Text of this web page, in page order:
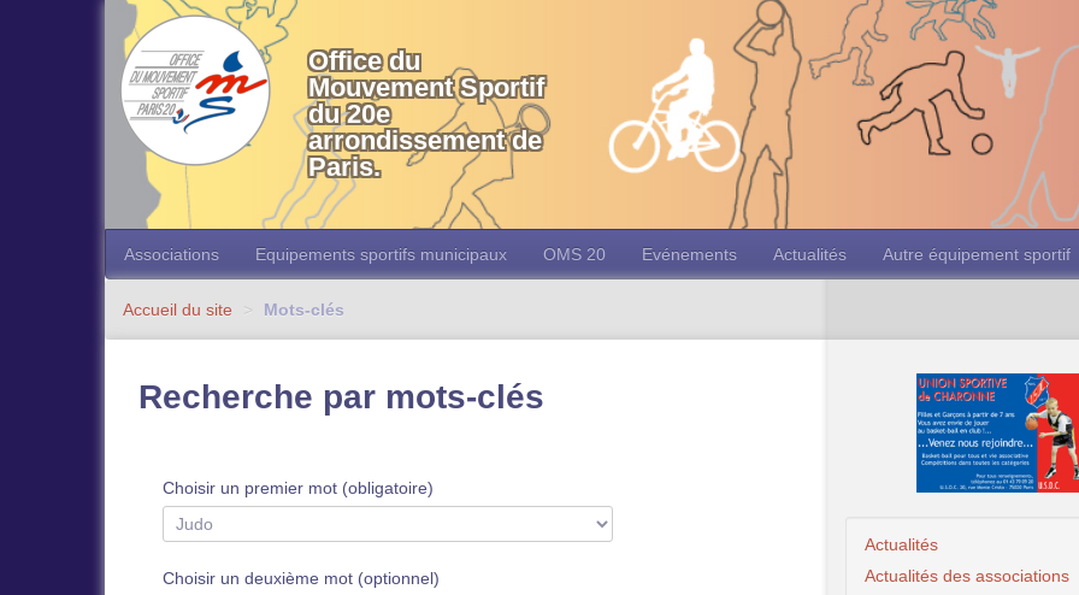
Office du
Mouvement Sportif
du 20e
arrondissement de
Paris.
Associations Equipements sportifs municipaux OMS 20 Evénements Actualités Autre équipement sportif
Accueil du site > Mots-clés
Recherche par mots-clés
Choisir un premier mot (obligatoire)
Choisir un deuxième mot (optionnel)
Actualités
Actualités des associations